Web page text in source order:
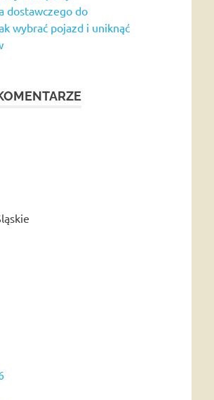
dostawczego do
wybrać pojazd i uniknąć